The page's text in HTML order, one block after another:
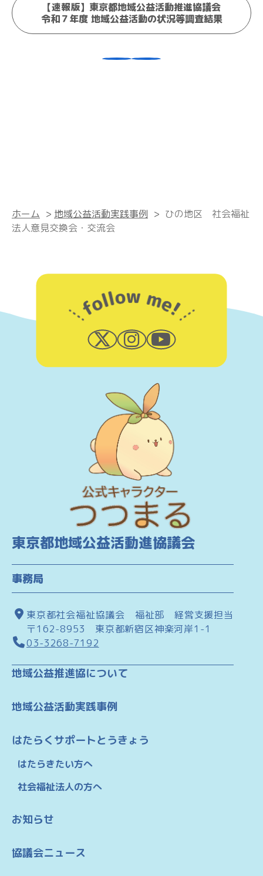
【速報版】東京都地域公益活動推進協議会
令和７年度 地域公益活動の状況等調査結果
ホーム > 地域公益活動実践事例 > ひの地区 社会福祉
法人意見交換会・交流会
東京都地域公益活動進協議会
事務局
東京都社会福祉協議会 福祉部 経営支援担当
〒162-8953 東京都新宿区神楽河岸1-1
03-3268-7192
地域公益推進協について
地域公益活動実践事例
はたらくサポートとうきょう
はたらきたい方へ
社会福祉法人の方へ
お知らせ
協議会ニュース